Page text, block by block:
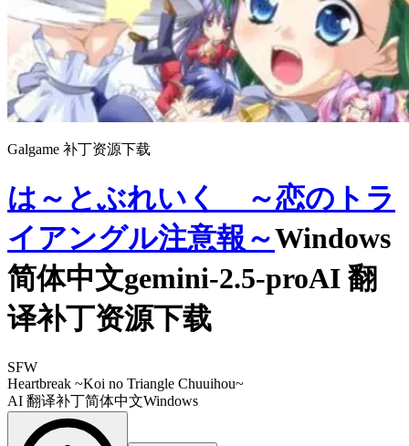
Galgame 补丁资源下载
は～とぶれいく ～恋のトラ
イアングル注意報～Windows
简体中文gemini-2.5-proAI 翻
译补丁资源下载
SFW
Heartbreak ~Koi no Triangle Chuuihou~
AI 翻译补丁简体中文Windows